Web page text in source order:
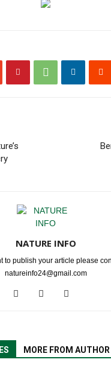
NATURE INFO
to publish your article please
natureinfo24@gmail.com
MORE FROM AUTHOR